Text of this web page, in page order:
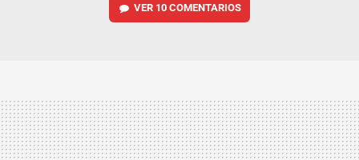
VER 10 COMENTARIOS